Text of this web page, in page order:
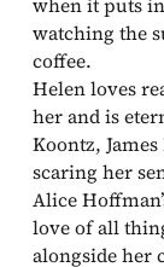
Twitter
when it puts
watching the
coffee.
Helen loves
her and is
Koontz,
scaring her
Alice
love of all
alongside her